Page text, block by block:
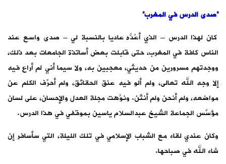
“صدى الدرس في المغرب”
كان لهذا الدرس – الذي أعُدّه عاديًا بالنسبة لي – صدى واسع عند
الناس كافة في المغرب، حتى قابلت بعض أساتذة الجامعات بعد ذلك،
ووجدتهم مسرورين من حديثي، معجبين به، ولا سيما أني لم أراع فيه
إلا وجه الله تعالى، ولم ألو فيه عنق الحقائق، ولم أحرِّف الكلم عن
مواضعه، ولم أنحن ولم أنثن. ونوَّهت مجلة العدل والإحسان، على لسان
مؤسِّس الجماعة الشيخ عبدالسلام ياسين بموقفي في هذا الدرس.
وكان عندي لقاء مع الشباب الإسلامي في تلك الليلة، التي سأسافر إن
شاء الله في صباحها.